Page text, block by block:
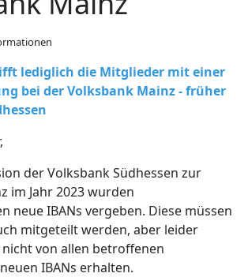
lediglich die Mitglieder mit einer
bei der Volksbank Mainz - früher
der Volksbank Südhessen zur
im Jahr 2023 wurden
neue IBANs vergeben. Diese müssen
mitgeteilt werden, aber leider
von allen betroffenen
IBANs erhalten.